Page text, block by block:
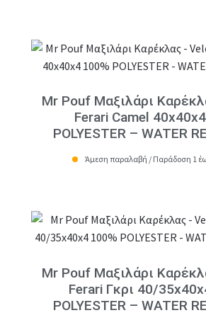
Mr Pouf Μαξιλάρι
Ferari Camel
POLYESTER – WATER
Άμεση παραλαβή / Παράδοση 1
Mr Pouf Μαξιλάρι
Ferari Γκρι 40/
POLYESTER – WATER